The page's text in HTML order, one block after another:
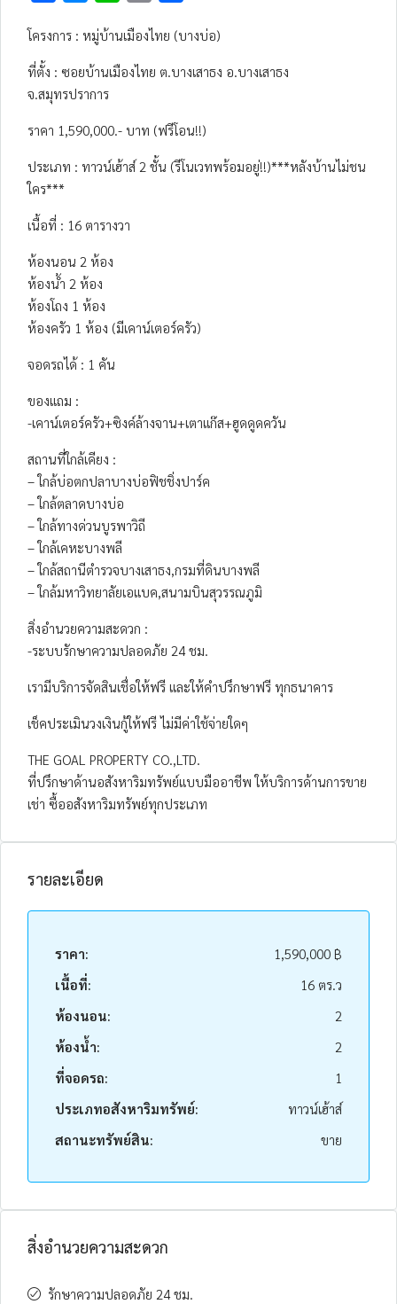
โครงการ : หมู่บ้านเมืองไทย (บางบ่อ)
ที่ตั้ง : ซอยบ้านเมืองไทย ต.บางเสาธง อ.บางเสาธง
จ.สมุทรปราการ
ราคา 1,590,000.- บาท (ฟรีโอน!!)
ประเภท : ทาวน์เฮ้าส์ 2 ชั้น (รีโนเวทพร้อมอยู่!!)***หลังบ้านไม่ชน
ใคร***
เนื้อที่ : 16 ตารางวา
ห้องนอน 2 ห้อง
ห้องน้ำ 2 ห้อง
ห้องโถง 1 ห้อง
ห้องครัว 1 ห้อง (มีเคาน์เตอร์ครัว)
จอดรถได้ : 1 คัน
ของแถม :
-เคาน์เตอร์ครัว+ซิงค์ล้างจาน+เตาแก๊ส+ฮูดดูดควัน
สถานที่ใกล้เคียง :
– ใกล้บ่อตกปลาบางบ่อฟิชชิ่งปาร์ค
– ใกล้ตลาดบางบ่อ
– ใกล้ทางด่วนบูรพาวิถี
– ใกล้เคหะบางพลี
– ใกล้สถานีตำรวจบางเสาธง,กรมที่ดินบางพลี
– ใกล้มหาวิทยาลัยเอแบค,สนามบินสุวรรณภูมิ
สิ่งอำนวยความสะดวก :
-ระบบรักษาความปลอดภัย 24 ชม.
เรามีบริการจัดสินเชื่อให้ฟรี และให้คำปรึกษาฟรี ทุกธนาคาร
เช็คประเมินวงเงินกู้ให้ฟรี ไม่มีค่าใช้จ่ายใดๆ
THE GOAL PROPERTY CO.,LTD.
ที่ปรึกษาด้านอสังหาริมทรัพย์แบบมืออาชีพ ให้บริการด้านการขาย
เช่า ซื้ออสังหาริมทรัพย์ทุกประเภท
รายละเอียด
ราคา:
1,590,000 ฿
เนื้อที่:
16 ตร.ว
ห้องนอน:
2
ห้องน้ำ:
2
ที่จอดรถ:
1
ประเภทอสังหาริมทรัพย์:
ทาวน์เฮ้าส์
สถานะทรัพย์สิน:
ขาย
สิ่งอำนวยความสะดวก
รักษาความปลอดภัย 24 ชม.